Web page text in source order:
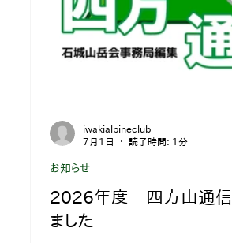
2026年度 四方山通信
ました
お知らせ
iwakialpineclub
7月1日
読了時間: 1分